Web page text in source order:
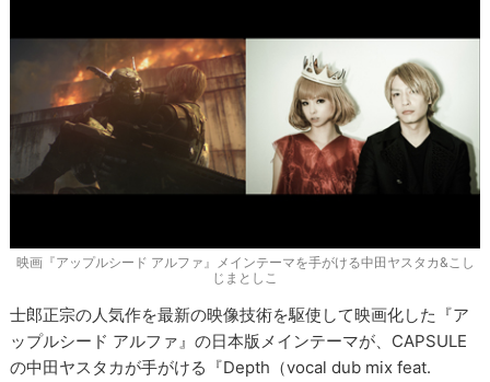
映画『アップルシード アルファ』メインテーマを手がける中田ヤスタカ&こし
じまとしこ
士郎正宗の人気作を最新の映像技術を駆使して映画化した『ア
ップルシード アルファ』の日本版メインテーマが、CAPSULE
の中田ヤスタカが手がける『Depth（vocal dub mix feat.